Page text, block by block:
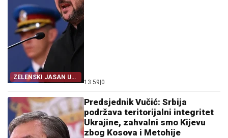
ZELENSKI JASAN U
BEOGRADU
13:59 0
Predsjednik Vučić: Srbija
podržava teritorijalni integritet
Ukrajine, zahvalni smo Kijevu
zbog Kosova i Metohije